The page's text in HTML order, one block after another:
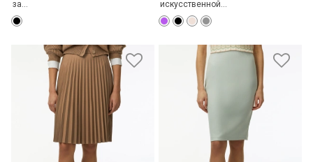
за...
искусственной...